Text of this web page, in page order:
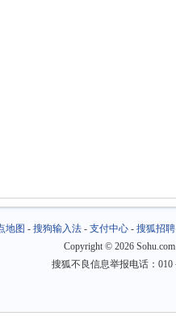
地图 - 搜狗输入法- 支付中心- 搜狐招聘
Copyright © 2026
搜狐不良信息举报电话：010